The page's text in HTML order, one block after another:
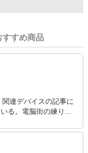
すすめ商品
連デバイスの記事に
る。電脳街の練り歩
るとすぐに飛びつい